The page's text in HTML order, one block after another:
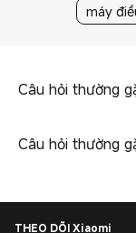
máy
Câu hỏi thường
Câu hỏi thường
THEO DÕI Xiaomi